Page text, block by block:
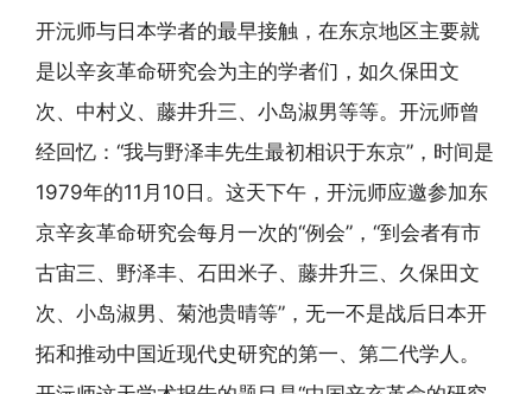
开沅师与日本学者的最早接触，在东京地区主要就
是以辛亥革命研究会为主的学者们，如久保田文
次、中村义、藤井升三、小岛淑男等等。开沅师曾
经回忆：“我与野泽丰先生最初相识于东京”，时间是
1979年的11月10日。这天下午，开沅师应邀参加东
京辛亥革命研究会每月一次的“例会”，“到会者有市
古宙三、野泽丰、石田米子、藤井升三、久保田文
次、小岛淑男、菊池贵晴等”，无一不是战后日本开
拓和推动中国近现代史研究的第一、第二代学人。